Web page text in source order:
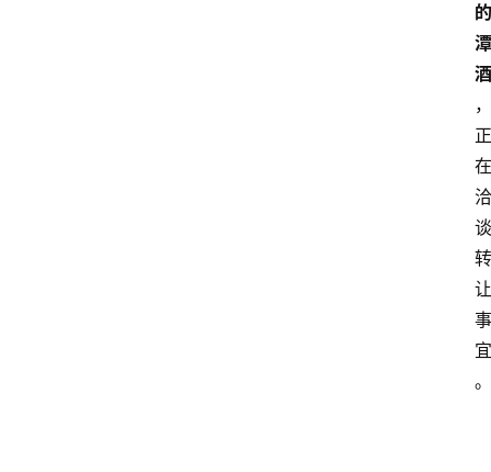
的
潭
酒
，
正
在
洽
谈
转
让
事
宜
。